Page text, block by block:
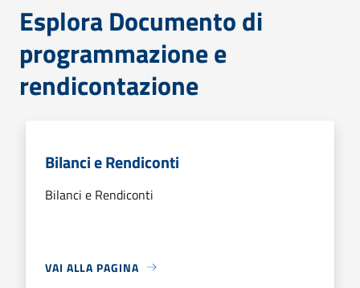
Esplora Documento di
programmazione e
rendicontazione
Bilanci e Rendiconti
Bilanci e Rendiconti
VAI ALLA PAGINA